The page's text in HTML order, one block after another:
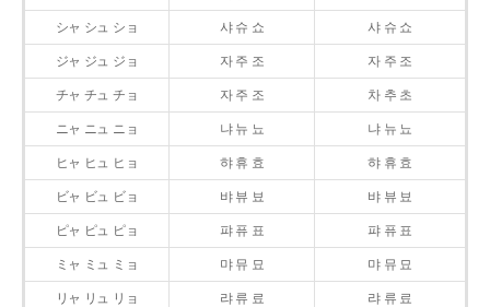
シャ シュ ショ 샤 슈 쇼 샤 슈 쇼
ジャ ジュ ジョ 자 주 조 자 주 조
チャ チュ チョ 자 주 조 차 추 초
ニャ ニュ ニョ 냐 뉴 뇨 냐 뉴 뇨
ヒャ ヒュ ヒョ 햐 휴 효 햐 휴 효
ビャ ビュ ビョ 뱌 뷰 뵤 뱌 뷰 뵤
ピャ ピュ ピョ 퍄 퓨 표 퍄 퓨 표
ミャ ミュ ミョ 먀 뮤 묘 먀 뮤 묘
リャ リュ リョ 랴 류 료 랴 류 료